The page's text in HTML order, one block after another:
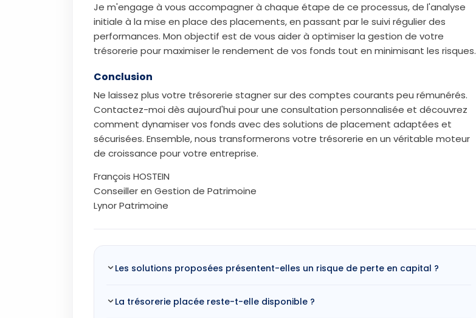
Je m'engage à vous accompagner à chaque étape de ce processus, de l'analyse
initiale à la mise en place des placements, en passant par le suivi régulier des
performances. Mon objectif est de vous aider à optimiser la gestion de votre
trésorerie pour maximiser le rendement de vos fonds tout en minimisant les risques.
Conclusion
Ne laissez plus votre trésorerie stagner sur des comptes courants peu rémunérés.
Contactez-moi dès aujourd'hui pour une consultation personnalisée et découvrez
comment dynamiser vos fonds avec des solutions de placement adaptées et
sécurisées. Ensemble, nous transformerons votre trésorerie en un véritable moteur
de croissance pour votre entreprise.
François HOSTEIN
Conseiller en Gestion de Patrimoine
Lynor Patrimoine
Les solutions proposées présentent-elles un risque de perte en capital ?
La trésorerie placée reste-t-elle disponible ?